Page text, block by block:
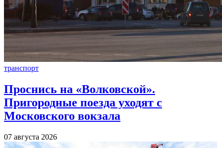
транспорт
Проснись на «Волковской».
Пригородные поезда уходят с
Московского вокзала
07 августа 2026